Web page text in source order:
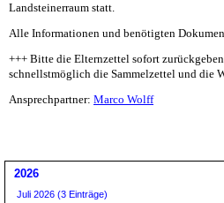
Landsteinerraum statt.
Alle Informationen und benötigten
+++ Bitte die Elternzettel sofort
schnellstmöglich die Sammelzettel und die
Ansprechpartner: Marco Wolff
2026
Juli 2026 (3 Einträge)